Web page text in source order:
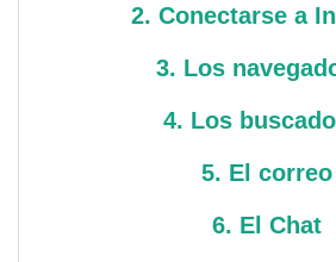
2. Conectarse a
3. Los
4. Los
5. El correo
6. El Chat